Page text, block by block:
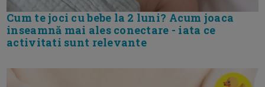
Cum te joci cu bebe la 2 luni? Acum joaca
inseamnă mai ales conectare - iata ce
activitati sunt relevante